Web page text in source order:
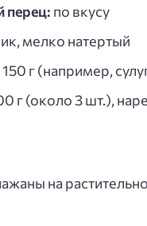
перец: по вкусу
мелко натертый
150 г (например,
г (около 3 шт.),
на